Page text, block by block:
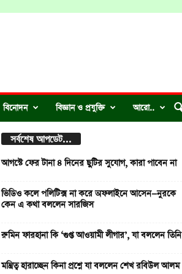
বিনোদন বিজ্ঞান ও প্রযুক্তি আরো..
সর্বশেষ আপডেট...
আগস্টে ফের টানা ৪ দিনের ছুটির সুযোগ, কারা পাবেন না
ভিডিও কলে পলিটিক্স না করে অফলাইনে আসেন—নুরকে
কেন এ কথা বললেন সারজিস
রুমিন ফারহানা কি ‘গুপ্ত আওয়ামী লীগার’, যা বললেন তিনি
মন্ত্রিত্ব হারাচ্ছেন কিনা প্রশ্নে যা বললেন শেখ রবিউল আলম